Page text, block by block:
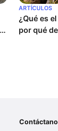
ARTÍCULOS
¿Qué es
por qué